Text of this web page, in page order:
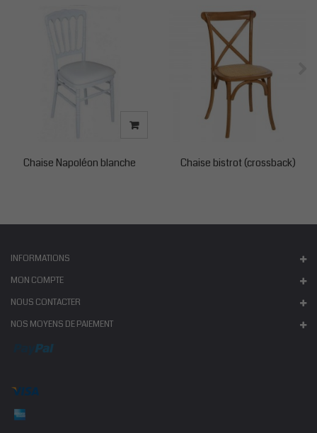
Chaise Napoléon blanche Chaise bistrot (crossback)
INFORMATIONS
MON COMPTE
NOUS CONTACTER
NOS MOYENS DE PAIEMENT